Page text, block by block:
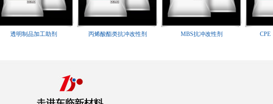
透明制品加工助剂 丙烯酸酯类抗冲改性剂 MBS抗冲改性剂 CPE（